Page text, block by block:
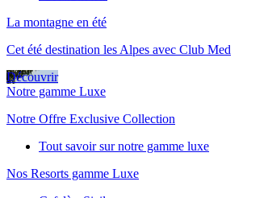
La montagne en été
Cet été destination les Alpes avec Club Med
Découvrir
Notre gamme Luxe
Notre Offre Exclusive Collection
Tout savoir sur notre gamme luxe
Nos Resorts gamme Luxe